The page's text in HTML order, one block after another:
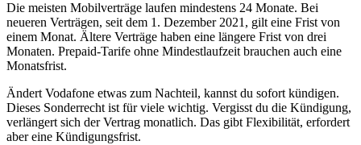
Die meisten Mobilverträge laufen mindestens 24 Monate. Bei
neueren Verträgen, seit dem 1. Dezember 2021, gilt eine Frist von
einem Monat. Ältere Verträge haben eine längere Frist von drei
Monaten. Prepaid-Tarife ohne Mindestlaufzeit brauchen auch eine
Monatsfrist.
Ändert Vodafone etwas zum Nachteil, kannst du sofort kündigen.
Dieses Sonderrecht ist für viele wichtig. Vergisst du die Kündigung,
verlängert sich der Vertrag monatlich. Das gibt Flexibilität, erfordert
aber eine Kündigungsfrist.